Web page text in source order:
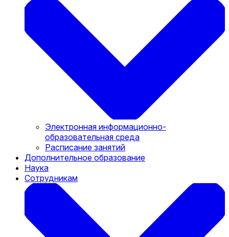
Электронная информационно-
образовательная среда
Расписание занятий
Дополнительное образование
Наука
Сотрудникам